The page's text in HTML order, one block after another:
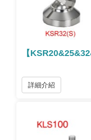
【
詳細介紹